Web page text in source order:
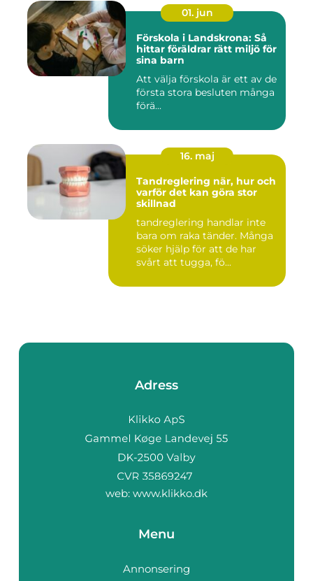
01. jun
Förskola i Landskrona: Så
hittar föräldrar rätt miljö för
sina barn
Att välja förskola är ett av de
första stora besluten många
förä...
16. maj
Tandreglering när, hur och
varför det kan göra stor
skillnad
tandreglering handlar inte
bara om raka tänder. Många
söker hjälp för att de har
svårt att tugga, fö...
Adress
web: www.klikko.dk
Menu
Annonsering